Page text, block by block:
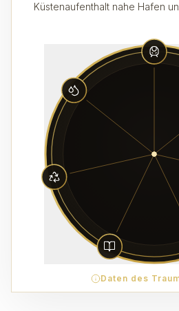
Küstenaufenthalt nahe Hafen
Daten des